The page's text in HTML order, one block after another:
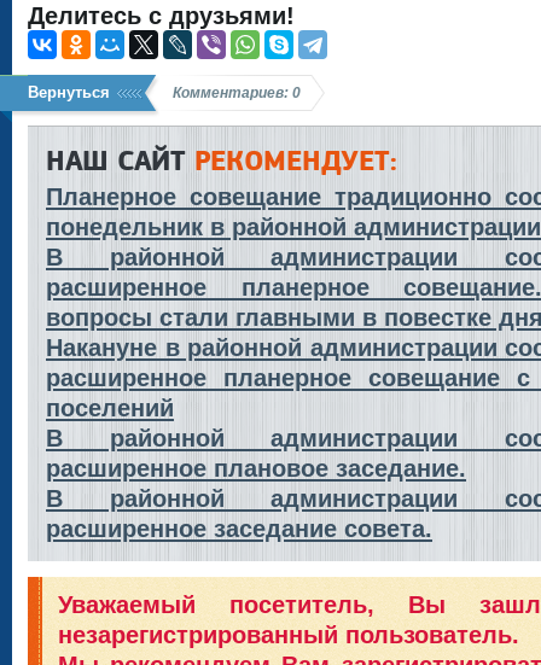
Делитесь с друзьями!
Вернуться Комментариев: 0
НАШ САЙТРЕКОМЕНДУЕТ:
Планерное совещание традиционно
понедельник в районной администрации
В районной администрации
расширенное планерное
вопросы стали главными в повестке
Накануне в районной администрации
расширенное планерное совещание с
поселений
В районной администрации
расширенное плановое заседание.
В районной администрации
расширенное заседание совета.
Уважаемый посетитель, Вы
незарегистрированный пользователь.